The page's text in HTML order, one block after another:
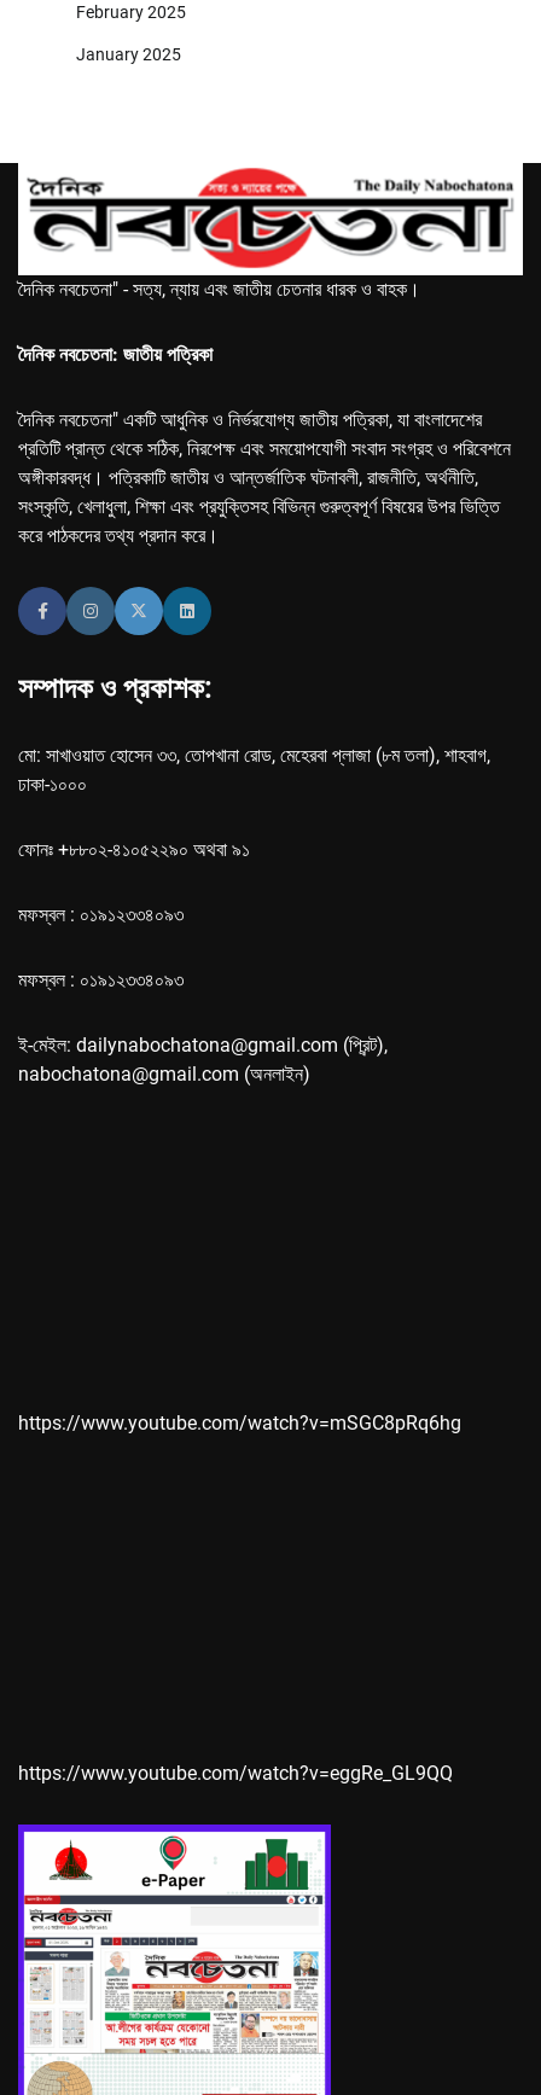
February 2025
January 2025
দৈনিক নবচেতনা" - সত্য, ন্যায় এবং জাতীয় চেতনার ধারক ও বাহক।
দৈনিক নবচেতনা: জাতীয় পত্রিকা
দৈনিক নবচেতনা" একটি আধুনিক ও নির্ভরযোগ্য জাতীয় পত্রিকা, যা বাংলাদেশের
প্রতিটি প্রান্ত থেকে সঠিক, নিরপেক্ষ এবং সময়োপযোগী সংবাদ সংগ্রহ ও পরিবেশনে
অঙ্গীকারবদ্ধ। পত্রিকাটি জাতীয় ও আন্তর্জাতিক ঘটনাবলী, রাজনীতি, অর্থনীতি,
সংস্কৃতি, খেলাধুলা, শিক্ষা এবং প্রযুক্তিসহ বিভিন্ন গুরুত্বপূর্ণ বিষয়ের উপর ভিত্তি
করে পাঠকদের তথ্য প্রদান করে।
সম্পাদক ও প্রকাশক:
মো: সাখাওয়াত হোসেন ৩৩, তোপখানা রোড, মেহেরবা প্লাজা (৮ম তলা), শাহবাগ,
ঢাকা-১০০০
ফোনঃ +৮৮০২-৪১০৫২২৯০ অথবা ৯১
মফস্বল : ০১৯১২৩৩৪০৯৩
মফস্বল : ০১৯১২৩৩৪০৯৩
ই-মেইল: dailynabochatona@gmail.com (প্রিন্ট),
nabochatona@gmail.com (অনলাইন)
https://www.youtube.com/watch?v=mSGC8pRq6hg
https://www.youtube.com/watch?v=eggRe_GL9QQ